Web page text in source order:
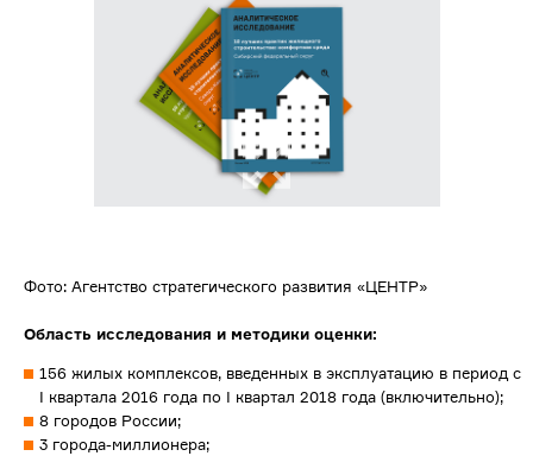
Фото: Агентство стратегического развития «ЦЕНТР»
Область исследования и методики оценки:
156 жилых комплексов, введенных в эксплуатацию в период с
I квартала 2016 года по I квартал 2018 года (включительно);
8 городов России;
3 города-миллионера;